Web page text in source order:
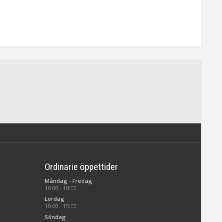
Ordinarie öppettider
Måndag - Fredag
10:00 - 18:00
Lördag
10:00 - 15:00
Söndag